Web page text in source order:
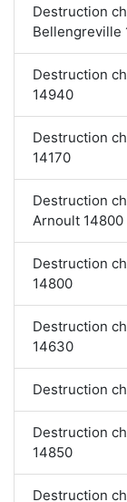
Destruction
Bellengreville
Destruction
14940
Destruction
14170
Destruction
Arnoult 14800
Destruction
14800
Destruction
14630
Destruction
Destruction
14850
Destruction